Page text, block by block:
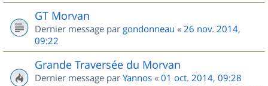
GT Morvan
Dernier message par gondonneau « 26 nov. 2014,
09:22
Grande Traversée du Morvan
Dernier message par Yannos « 01 oct. 2014, 09:28